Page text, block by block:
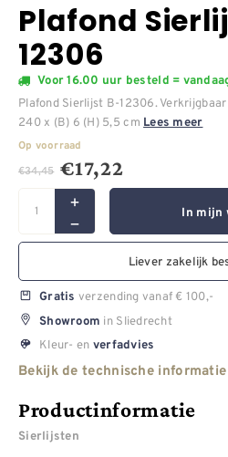
Plafond
12306
Voor 16.00 uur besteld =
Plafond Sierlijst B-12306.
240 x (B) 6 (H) 5,5 cm Lees meer
Op voorraad
€34,45 €17,22
In mijn
Liever zakelijk
Gratis verzending vanaf € 100,-
Showroom in Sliedrecht
Kleur- en verfadvies
Bekijk de technische informatie
Productinformatie
Sierlijsten